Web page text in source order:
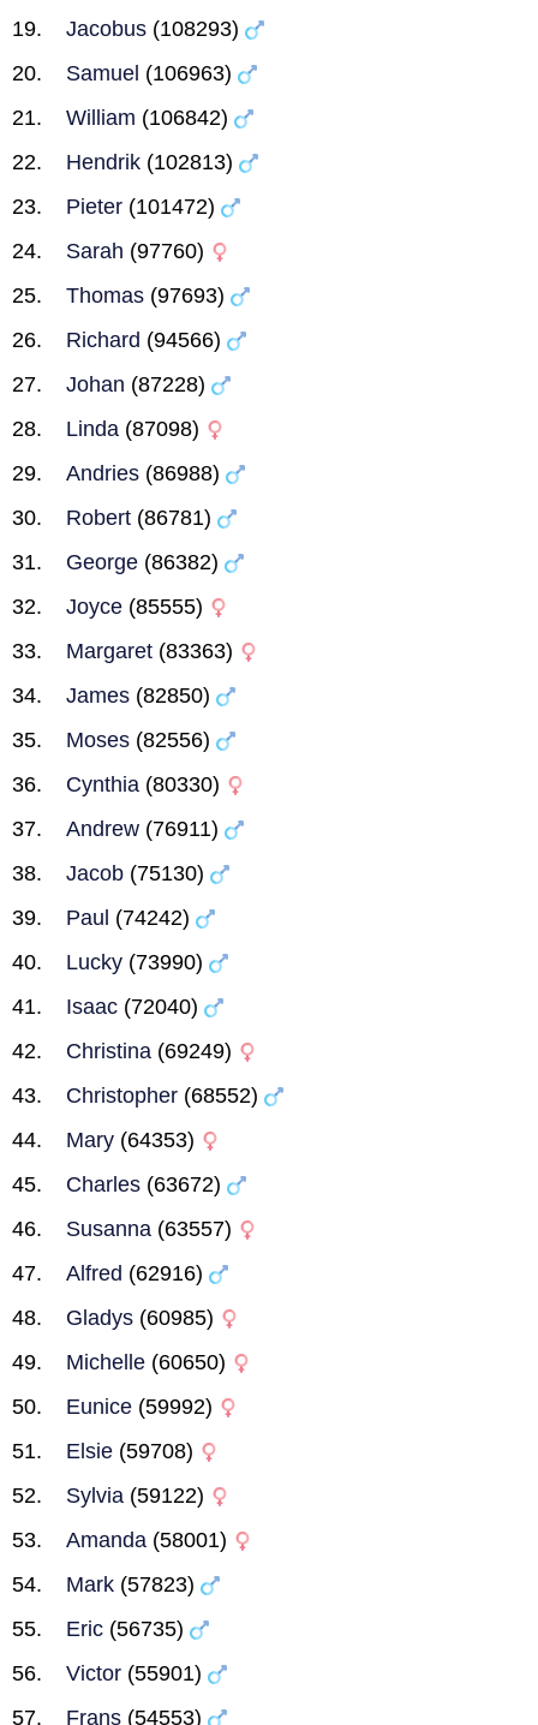
Jacobus (108293)
Samuel (106963)
William (106842)
Hendrik (102813)
Pieter (101472)
Sarah (97760)
Thomas (97693)
Richard (94566)
Johan (87228)
Linda (87098)
Andries (86988)
Robert (86781)
George (86382)
Joyce (85555)
Margaret (83363)
James (82850)
Moses (82556)
Cynthia (80330)
Andrew (76911)
Jacob (75130)
Paul (74242)
Lucky (73990)
Isaac (72040)
Christina (69249)
Christopher (68552)
Mary (64353)
Charles (63672)
Susanna (63557)
Alfred (62916)
Gladys (60985)
Michelle (60650)
Eunice (59992)
Elsie (59708)
Sylvia (59122)
Amanda (58001)
Mark (57823)
Eric (56735)
Victor (55901)
Frans (54553)